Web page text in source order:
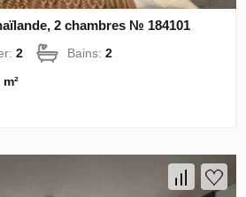
2 chambres № 184101
2 Bains:2